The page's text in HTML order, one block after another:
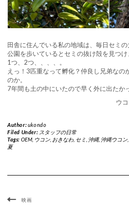
田舎に住んでいる私の地域は、毎日セミの
公園を歩いているとセミの抜け殻を見つけ
1つ、2つ、、、、。
えっ！3匹重なって孵化？仲良し兄弟なの
のか。
7年間も土の中にいたので早く外に出たか
ウ
Author:ukondo
Filed Under: スタッフの日常
Tags: OEM, ウコン, おきなわ, セミ 沖縄, 沖縄ウコン,
夏
映画